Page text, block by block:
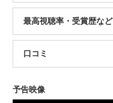
最高視聴率・受賞歴など
口コミ
予告映像